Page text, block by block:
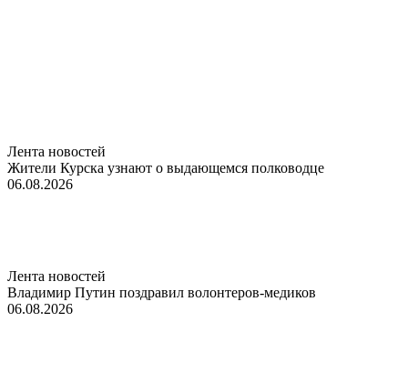
Лента новостей
Жители Курска узнают о выдающемся полководце
06.08.2026
Лента новостей
Владимир Путин поздравил волонтеров-медиков
06.08.2026